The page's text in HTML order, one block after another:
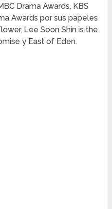
Drama Awards, KBS
Awards por sus papeles
Lee Soon Shin is the
y East of Eden.